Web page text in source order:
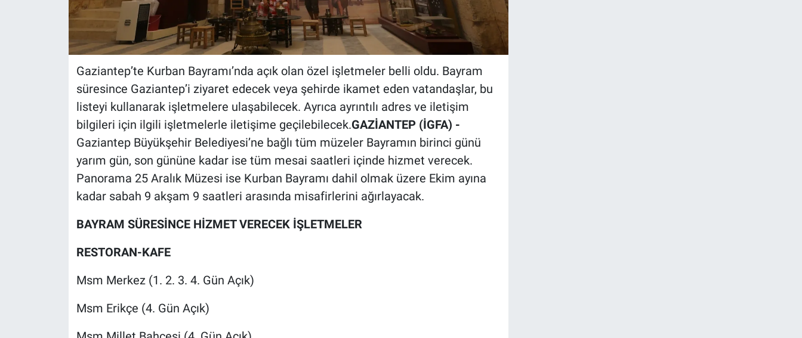
Gaziantep’te Kurban Bayramı’nda açık olan özel işletmeler belli oldu. Bayram
süresince Gaziantep’i ziyaret edecek veya şehirde ikamet eden vatandaşlar, bu
listeyi kullanarak işletmelere ulaşabilecek. Ayrıca ayrıntılı adres ve iletişim
bilgileri için ilgili işletmelerle iletişime geçilebilecek.GAZİANTEP (İGFA) -
Gaziantep Büyükşehir Belediyesi’ne bağlı tüm müzeler Bayramın birinci günü
yarım gün, son gününe kadar ise tüm mesai saatleri içinde hizmet verecek.
Panorama 25 Aralık Müzesi ise Kurban Bayramı dahil olmak üzere Ekim ayına
kadar sabah 9 akşam 9 saatleri arasında misafirlerini ağırlayacak.
BAYRAM SÜRESİNCE HİZMET VERECEK İŞLETMELER
RESTORAN-KAFE
Msm Merkez (1. 2. 3. 4. Gün Açık)
Msm Erikçe (4. Gün Açık)